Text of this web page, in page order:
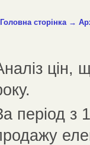
Головна сторінка→
цін,
період з